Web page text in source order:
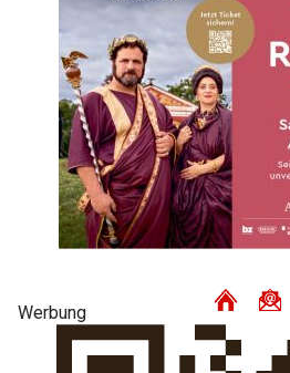
Werbung